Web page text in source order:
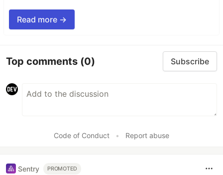
Read more →
Top comments (0) Subscribe
Code of Conduct • Report abuse
Sentry PROMOTED